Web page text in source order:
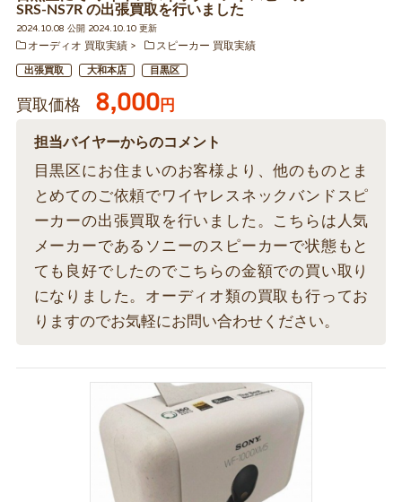
SRS-NS7R の出張買取を行いました
2024.10.08 公開 2024.10.10 更新
オーディオ 買取実績
スピーカー 買取実績
出張買取 大和本店 目黒区
買取価格 8,000円
担当バイヤーからのコメント
目黒区にお住まいのお客様より、他のものとま
とめてのご依頼でワイヤレスネックバンドスピ
ーカーの出張買取を行いました。こちらは人気
メーカーであるソニーのスピーカーで状態もと
ても良好でしたのでこちらの金額での買い取り
になりました。オーディオ類の買取も行ってお
りますのでお気軽にお問い合わせください。